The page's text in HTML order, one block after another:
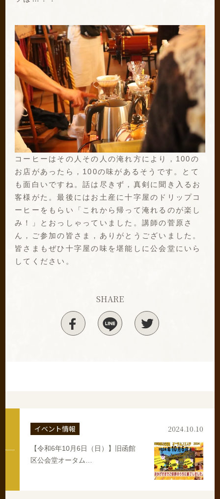
コーヒーはその人その人の淹れ方により，100の
お店があったら，100の味があるそうです。とて
も面白いですね。話は尽きず，真剣に聞き入るお
客様がた。最後にはお土産に十字屋のドリップコ
ーヒーをもらい「これから帰って淹れるのが楽し
み！」とおっしゃっていました。講師の菅原さ
ん，ご参加の皆さま，ありがとうございました。
皆さまもぜひ十字屋の味を堪能しに公会堂にいら
してください。
SHARE
イベント情報
【令和6年10月6日（日）】旧函館
区公会堂オータム…
2024.10.10